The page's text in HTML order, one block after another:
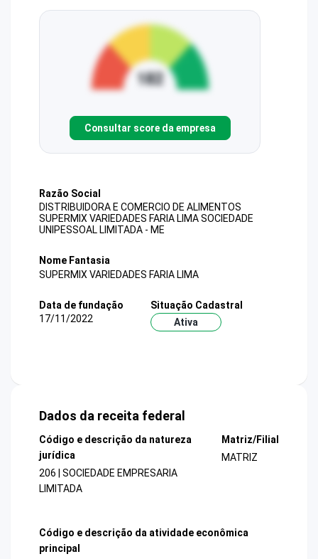
Consultar score da empresa
Razão Social
DISTRIBUIDORA E COMERCIO DE ALIMENTOS
SUPERMIX VARIEDADES FARIA LIMA SOCIEDADE
UNIPESSOAL LIMITADA - ME
Nome Fantasia
SUPERMIX VARIEDADES FARIA LIMA
Data de fundação
17/11/2022
Situação Cadastral
Ativa
Dados da receita federal
Código e descrição da natureza
jurídica
206 | SOCIEDADE EMPRESARIA
LIMITADA
Matriz/Filial
MATRIZ
Código e descrição da atividade econômica
principal